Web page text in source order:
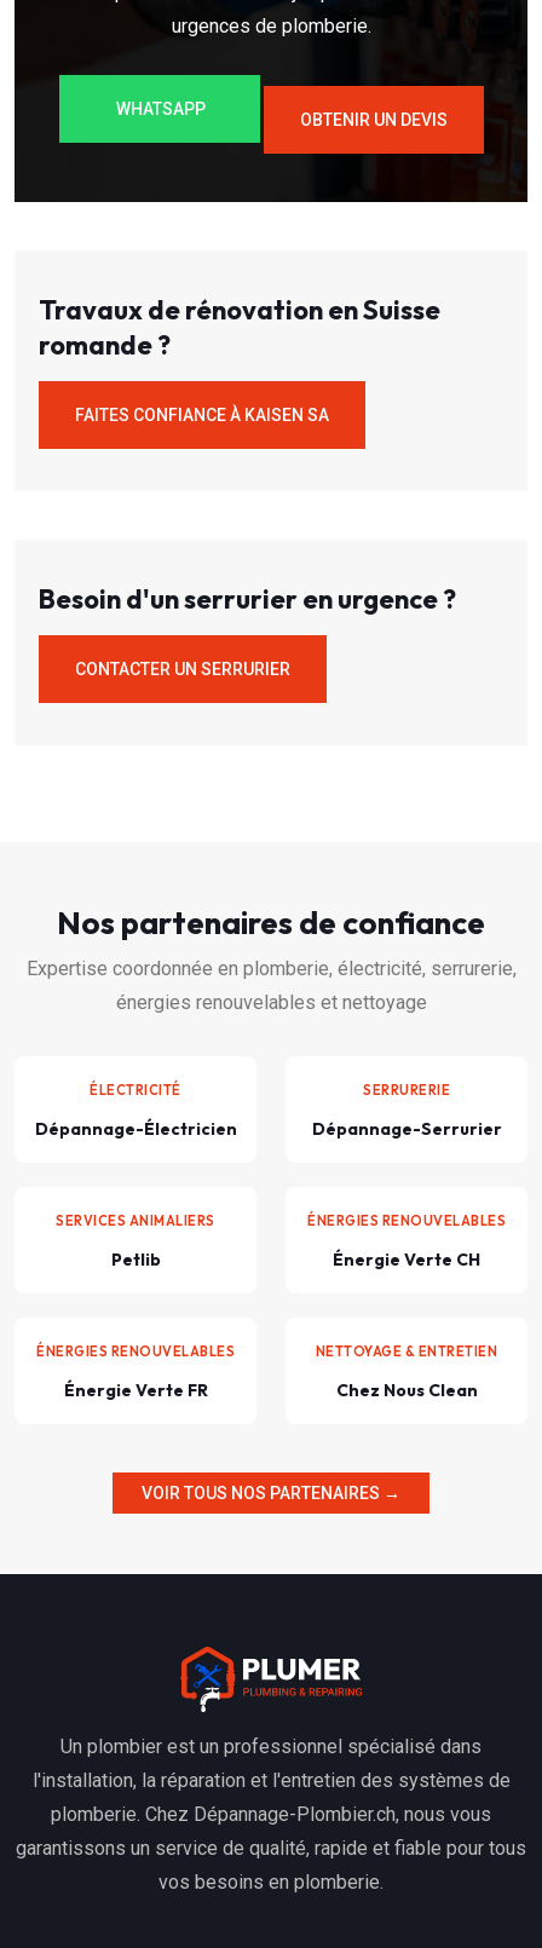
urgences de plomberie.
WHATSAPP
OBTENIR UN DEVIS
Travaux de rénovation en Suisse
romande ?
FAITES CONFIANCE À KAISEN SA
Besoin d'un serrurier en urgence ?
CONTACTER UN SERRURIER
Nos partenaires de confiance
Expertise coordonnée en plomberie, électricité, serrurerie,
énergies renouvelables et nettoyage
ÉLECTRICITÉ
Dépannage-Électricien
SERRURERIE
Dépannage-Serrurier
SERVICES ANIMALIERS
Petlib
ÉNERGIES RENOUVELABLES
Énergie Verte CH
ÉNERGIES RENOUVELABLES
Énergie Verte FR
NETTOYAGE & ENTRETIEN
Chez Nous Clean
VOIR TOUS NOS PARTENAIRES →
Un plombier est un professionnel spécialisé dans
l'installation, la réparation et l'entretien des systèmes de
plomberie. Chez Dépannage-Plombier.ch, nous vous
garantissons un service de qualité, rapide et fiable pour tous
vos besoins en plomberie.